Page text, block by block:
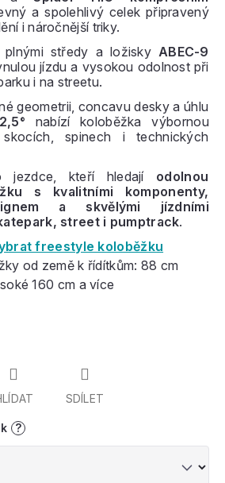
?
a spolehlivý celek připravený
i náročnější triky.
plnými středy a ložisky ABEC-9
jízdu a vysokou odolnost při
i na streetu.
geometrii, concavu desky a úhlu
nabízí koloběžka výbornou
spinech i technických
jezdce, kteří hledají odolnou
s kvalitními komponenty,
a skvělými jízdními
street i pumptrack.
freestyle koloběžku
od země k řídítkům: 88 cm
160 cm a více
SDÍLET